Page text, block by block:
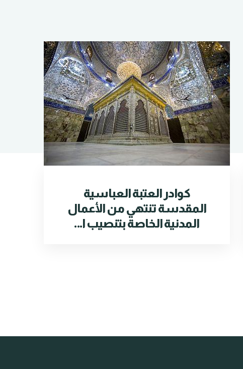
كوادر العتبة العباسية
المقدسة تنتهي من الأعمال
المدنية الخاصة بتنصيب ا...